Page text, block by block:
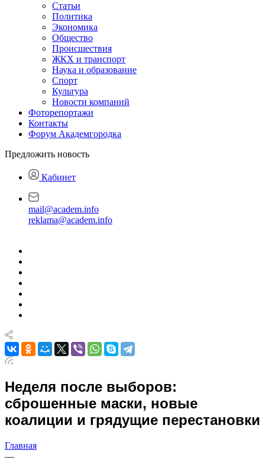
Статьи
Политика
Экономика
Общество
Происшествия
ЖКХ и транспорт
Наука и образование
Спорт
Культура
Новости компаний
Фоторепортажи
Контакты
Форум Академгородка
Предложить новость
Кабинет
mail@academ.info
reklama@academ.info
Неделя после выборов:
сброшенные маски, новые
коалиции и грядущие перестановки
Главная
—